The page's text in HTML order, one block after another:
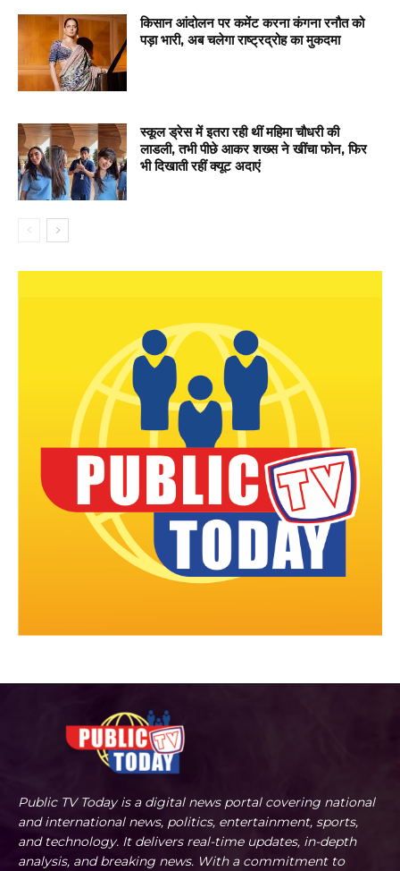
किसान आंदोलन पर कमेंट करना कंगना रनौत को
पड़ा भारी, अब चलेगा राष्ट्रद्रोह का मुकदमा
स्कूल ड्रेस में इतरा रही थीं महिमा चौधरी की
लाडली, तभी पीछे आकर शख्स ने खींचा फोन, फिर
भी दिखाती रहीं क्यूट अदाएं
Public TV Today is a digital news portal covering national
and international news, politics, entertainment, sports,
and technology. It delivers real-time updates, in-depth
analysis, and breaking news. With a commitment to